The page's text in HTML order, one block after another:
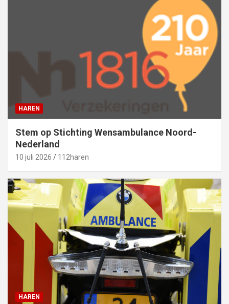
HAREN
Stem op Stichting Wensambulance Noord-
Nederland
10 juli 2026 112haren
HAREN